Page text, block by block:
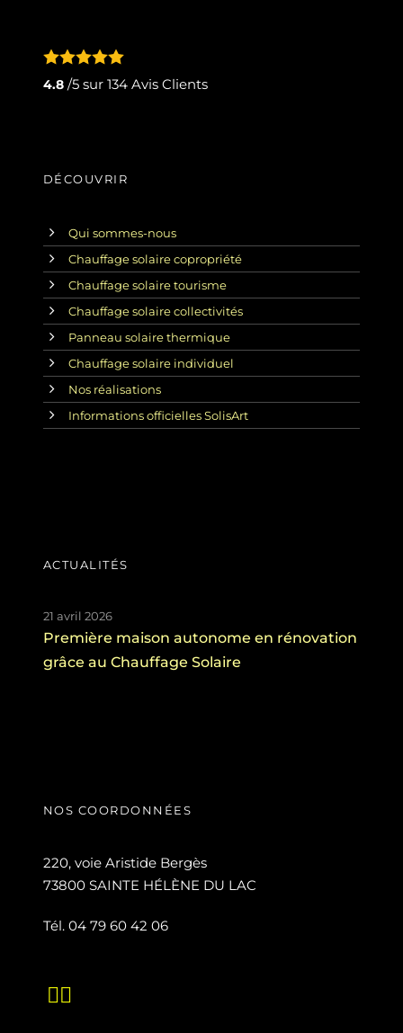
4.8/5 sur 134Avis Clients
DÉCOUVRIR
Qui sommes-nous
Chauffage solaire copropriété
Chauffage solaire tourisme
Chauffage solaire collectivités
Panneau solaire thermique
Chauffage solaire individuel
Nos réalisations
Informations officielles SolisArt
ACTUALITÉS
21 avril 2026
Première maison autonome en rénovation
grâce au Chauffage Solaire
NOS COORDONNÉES
220, voie Aristide Bergès
73800 SAINTE HÉLÈNE DU LAC
Tél. 04 79 60 42 06